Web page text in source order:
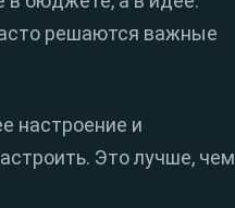
решаются важные
настроение и
Это лучше, чем